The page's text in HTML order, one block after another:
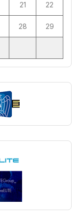
21 22
28 29